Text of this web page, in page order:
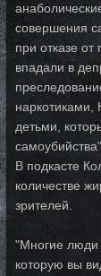
совершения
при отказе
впадали в
наркотиками,
детьми,
самоубийства".
В подкасте
количестве
зрителей.
"Многие люди
которую вы